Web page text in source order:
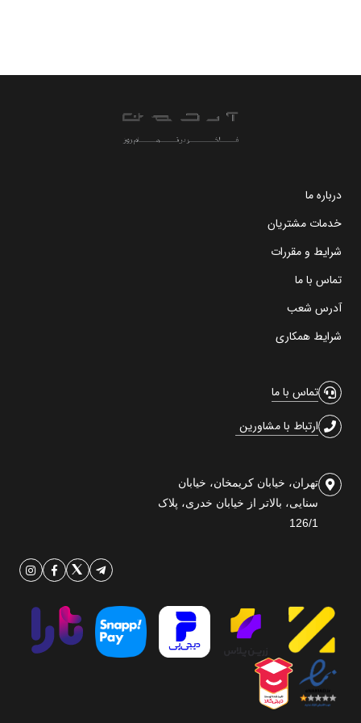
درباره ما
خدمات مشتریان
شرایط و مقررات
تماس با ما
آدرس شعب
شرایط همکاری
تماس با ما
ارتباط با مشاورین
تهران، خیابان کریمخان، خیابان
سنایی، بالاتر از خیابان خدری، پلاک
126/1